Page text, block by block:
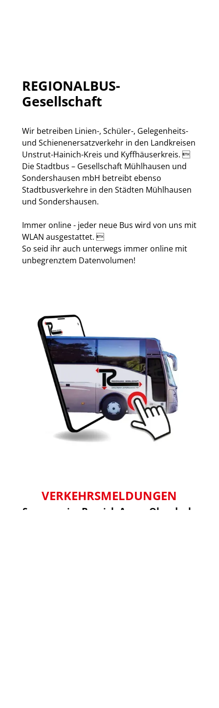
REGIONALBUS-
Gesellschaft
Wir betreiben Linien-, Schüler-, Gelegenheits-
und Schienenersatzverkehrin den Landkreisen
Unstrut-Hainich-Kreis und Kyffhäuserkreis. 
DieStadtbus – Gesellschaft Mühlhausen und
Sondershausen mbH betreibt ebenso
Stadtbusverkehre in den Städten Mühlhausen
und Sondershausen.
Immer online - jeder neue Bus wird von uns mit
WLAN ausgestattet. 
So seid ihr auch unterwegs immer online mit
unbegrenztem Datenvolumen!
VERKEHRSMELDUNGEN
Sperrung im Bereich Anger Oberdorla